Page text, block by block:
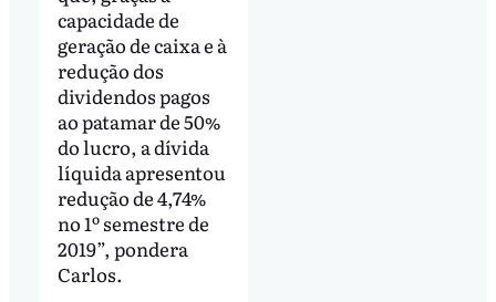
capacidade de
geração de caixa e à
redução dos
dividendos pagos
ao patamar de 50%
do lucro, a dívida
líquida apresentou
redução de 4,74%
no 1º semestre de
2019”, pondera
Carlos.